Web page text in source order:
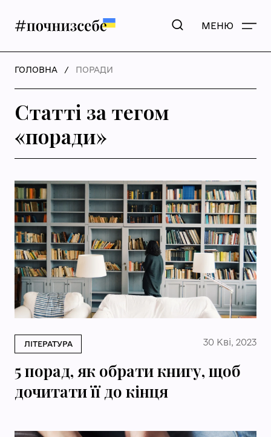
МЕНЮ
ГОЛОВНА ПОРАДИ
Статті за тегом
«поради»
ЛІТЕРАТУРА 30 Кві, 2023
5 порад, як обрати книгу, щоб
дочитати її до кінця